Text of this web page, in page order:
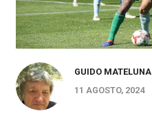
GUIDO MATELUNA
11 AGOSTO, 2024